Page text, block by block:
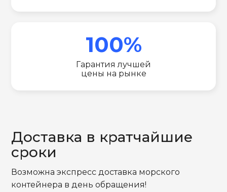
100%
Гарантия лучшей
цены на рынке
Доставка в кратчайшие
сроки
Возможна экспресс доставка морского
контейнера в день обращения!